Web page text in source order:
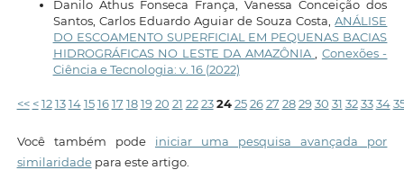
Danilo Athus Fonseca França, Vanessa Conceição dos
Santos, Carlos Eduardo Aguiar de Souza Costa,ANÁLISE
DO ESCOAMENTO SUPERFICIAL EM PEQUENAS BACIAS
HIDROGRÁFICAS NO LESTE DA AMAZÔNIA
Conexões -
Ciência e Tecnologia: v. 16 (2022)
<< < 12 13 14 15 16 17 18 19 20 21 22 23 24 25 26 27 28 29 30 31 32 33 34
Você também pode iniciar uma pesquisa avançada por
similaridadepara este artigo.